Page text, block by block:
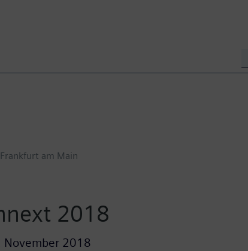
Frankfurt am Main
2018
November 2018